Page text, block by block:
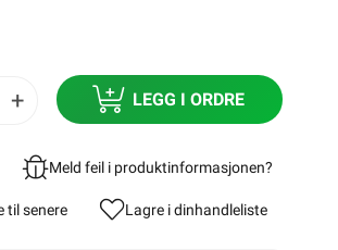
+ LEGG I ORDRE
Meld feil i produktinformasjonen?
til senere Lagre i dinhandleliste